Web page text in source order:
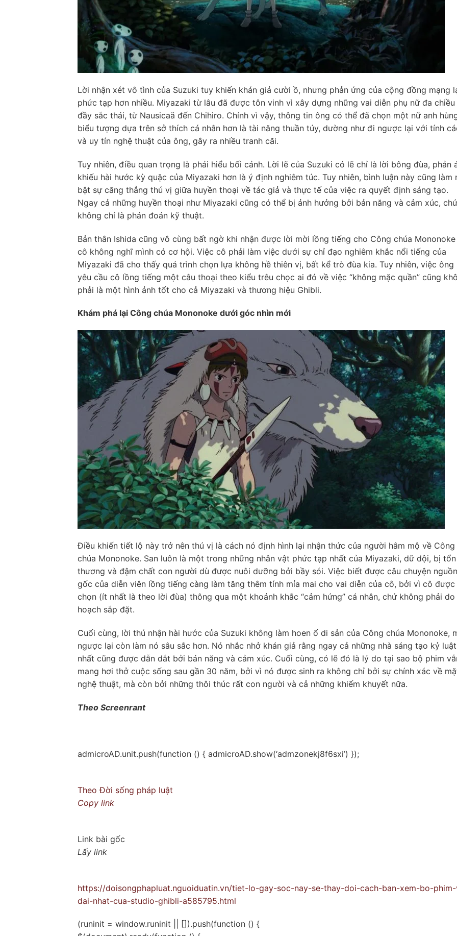
Lời nhận xét vô tình của Suzuki tuy khiến khán giả cười ồ, nhưng phản ứng của cộng đồng mạng
phức tạp hơn nhiều. Miyazaki từ lâu đã được tôn vinh vì xây dựng những vai diễn phụ nữ đa chiều
đầy sắc thái, từ Nausicaä đến Chihiro. Chính vì vậy, thông tin ông có thể đã chọn một nữ anh
biểu tượng dựa trên sở thích cá nhân hơn là tài năng thuần túy, dường như đi ngược lại với tính
và uy tín nghệ thuật của ông, gây ra nhiều tranh cãi.
Tuy nhiên, điều quan trọng là phải hiểu bối cảnh. Lời lẽ của Suzuki có lẽ chỉ là lời bông đùa, phản
khiếu hài hước kỳ quặc của Miyazaki hơn là ý định nghiêm túc. Tuy nhiên, bình luận này cũng làm
bật sự căng thẳng thú vị giữa huyền thoại về tác giả và thực tế của việc ra quyết định sáng tạo.
Ngay cả những huyền thoại như Miyazaki cũng có thể bị ảnh hưởng bởi bản năng và cảm xúc, chứ
không chỉ là phán đoán kỹ thuật.
Bản thân Ishida cũng vô cùng bất ngờ khi nhận được lời mời lồng tiếng cho Công chúa
cô không nghĩ mình có cơ hội. Việc cô phải làm việc dưới sự chỉ đạo nghiêm khắc nổi tiếng của
Miyazaki đã cho thấy quá trình chọn lựa không hề thiên vị, bất kể trò đùa kia. Tuy nhiên, việc ông
yêu cầu cô lồng tiếng một câu thoại theo kiểu trêu chọc ai đó về việc “không mặc quần” cũng
phải là một hình ảnh tốt cho cả Miyazaki và thương hiệu Ghibli.
Khám phá lại Công chúa Mononoke dưới góc nhìn mới
Điều khiến tiết lộ này trở nên thú vị là cách nó định hình lại nhận thức của người hâm mộ về Công
chúa Mononoke. San luôn là một trong những nhân vật phức tạp nhất của Miyazaki, dữ dội, bị tổn
thương và đậm chất con người dù được nuôi dưỡng bởi bầy sói. Việc biết được câu chuyện nguồn
gốc của diễn viên lồng tiếng càng làm tăng thêm tính mỉa mai cho vai diễn của cô, bởi vì cô được
chọn (ít nhất là theo lời đùa) thông qua một khoảnh khắc “cảm hứng” cá nhân, chứ không phải do
hoạch sắp đặt.
Cuối cùng, lời thú nhận hài hước của Suzuki không làm hoen ố di sản của Công chúa Mononoke,
ngược lại còn làm nó sâu sắc hơn. Nó nhắc nhở khán giả rằng ngay cả những nhà sáng tạo kỷ luật
nhất cũng được dẫn dắt bởi bản năng và cảm xúc. Cuối cùng, có lẽ đó là lý do tại sao bộ phim
mang hơi thở cuộc sống sau gần 30 năm, bởi vì nó được sinh ra không chỉ bởi sự chính xác về
nghệ thuật, mà còn bởi những thôi thúc rất con người và cả những khiếm khuyết nữa.
Theo Screenrant
admicroAD.unit.push(function () { admicroAD.show(‘admzonekj8f6sxi’) });
TheoĐời sống pháp luật
Copy link
Link bài gốc
Lấy link
https://doisongphapluat.nguoiduatin.vn/tiet-lo-gay-soc-nay-se-thay-doi-cach-ban-xem-bo-
dai-nhat-cua-studio-ghibli-a585795.html
(runinit = window.runinit || []).push(function () {